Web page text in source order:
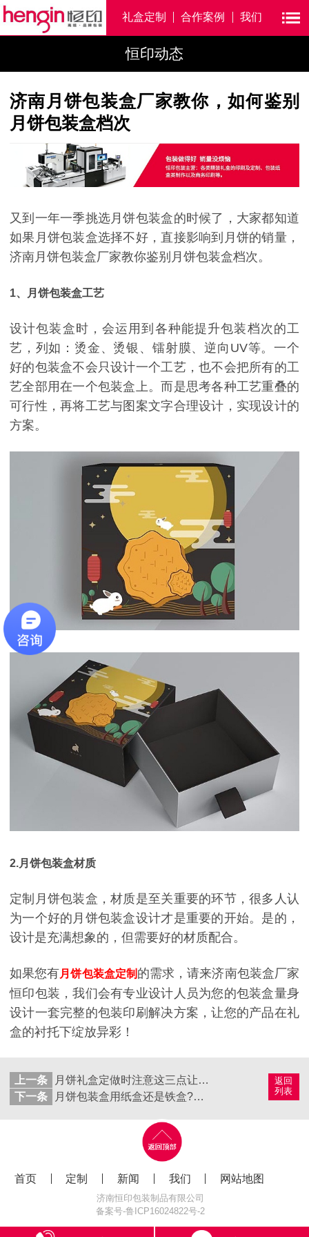
礼盒定制 合作案例 我们
恒印动态
济南月饼包装盒厂家教你，如何鉴别
月饼包装盒档次
又到一年一季挑选月饼包装盒的时候了，大家都知道
如果月饼包装盒选择不好，直接影响到月饼的销量，
济南月饼包装盒厂家教你鉴别月饼包装盒档次。
1、月饼包装盒工艺
设计包装盒时，会运用到各种能提升包装档次的工
艺，列如：烫金、烫银、镭射膜、逆向UV等。一个
好的包装盒不会只设计一个工艺，也不会把所有的工
艺全部用在一个包装盒上。而是思考各种工艺重叠的
可行性，再将工艺与图案文字合理设计，实现设计的
方案。
2.月饼包装盒材质
定制月饼包装盒，材质是至关重要的环节，很多人认
为一个好的月饼包装盒设计才是重要的开始。是的，
设计是充满想象的，但需要好的材质配合。
如果您有月饼包装盒定制的需求，请来济南包装盒厂家
恒印包装，我们会有专业设计人员为您的包装盒量身
设计一套完整的包装印刷解决方案，让您的产品在礼
盒的衬托下绽放异彩！
返回
列表
上一条
月饼礼盒定做时注意这三点让您安心无忧
下一条
月饼包装盒用纸盒还是铁盒?听济南包装盒厂家怎么说
首页 定制 新闻 我们 网站地图
济南恒印包装制品有限公司
备案号-鲁ICP16024822号-2